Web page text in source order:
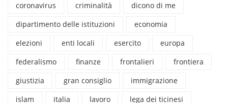
coronavirus
criminalità
dicono di me
dipartimento delle istituzioni
economia
elezioni
enti locali esercito
europa
federalismo
finanze frontalieri
frontiera
giustizia
gran consiglio
immigrazione
islam
italia lavoro
lega dei ticinesi